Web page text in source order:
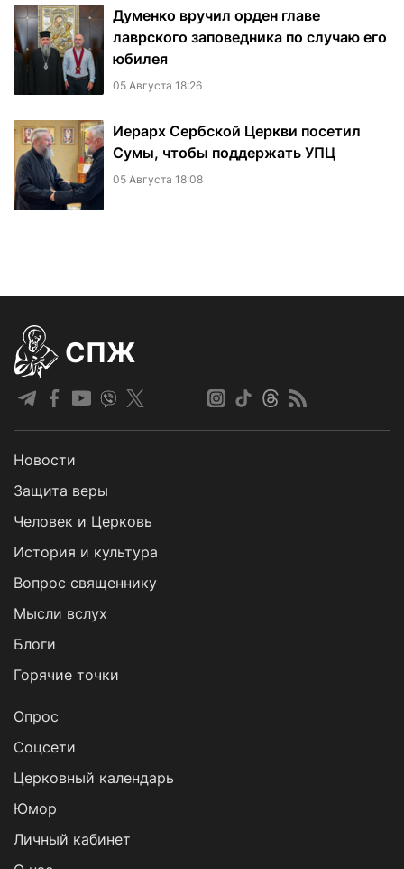
Думенко вручил орден главе
лаврского заповедника по случаю его
юбилея
05 Августа 18:26
Иерарх Сербской Церкви посетил
Сумы, чтобы поддержать УПЦ
05 Августа 18:08
СПЖ
Новости
Защита веры
Человек и Церковь
История и культура
Вопрос священнику
Мысли вслух
Блоги
Горячие точки
Опрос
Cоцсети
Церковный календарь
Юмор
Личный кабинет